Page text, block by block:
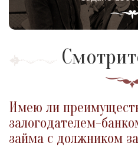
Имею ли
залогодателем-
займа с должником